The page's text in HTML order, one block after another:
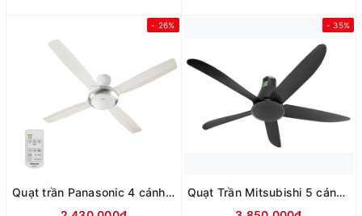
- 26%
Quạt trần Panasonic 4 cánh F-56XPG-W
- 35%
Quạt Trần Mitsubishi 5 cánh C56-RA5